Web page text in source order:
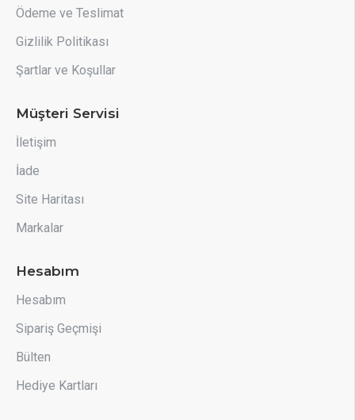
Ödeme ve Teslimat
Gizlilik Politikası
Şartlar ve Koşullar
Müşteri Servisi
İletişim
İade
Site Haritası
Markalar
Hesabım
Hesabım
Sipariş Geçmişi
Bülten
Hediye Kartları